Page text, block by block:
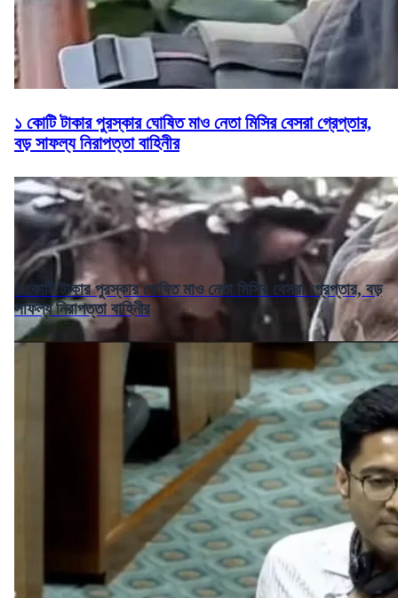
১ কোটি টাকার পুরস্কার ঘোষিত মাও নেতা মিসির বেসরা গ্রেপ্তার,
বড় সাফল্য নিরাপত্তা বাহিনীর
১ কোটি টাকার পুরস্কার ঘোষিত মাও নেতা মিসির বেসরা গ্রেপ্তার, বড়
সাফল্য নিরাপত্তা বাহিনীর